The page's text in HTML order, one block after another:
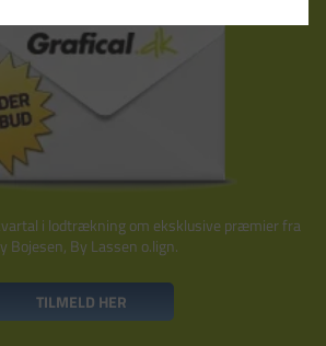
i lodtrækning om eksklusive præmier fra
Bojesen, By Lassen o.lign.
TILMELD HER